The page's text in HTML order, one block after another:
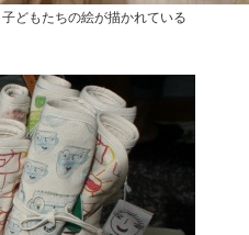
どもたちの絵が描かれている